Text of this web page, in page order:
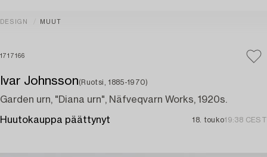
DESIGN MUUT
1717166
Ivar Johnsson(Ruotsi, 1885-1970)
Garden urn, "Diana urn", Näfveqvarn Works, 1920s.
Huutokauppa päättynyt 18. touko19:38 CEST